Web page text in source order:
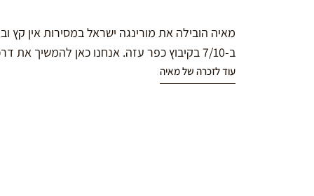
מאיה הובילה את מורינגה ישראל במסירות אין
ב-7/10 בקיבוץ כפר עזה. אנחנו כאן להמשיך את דרכה במורינגה.
עוד לזכרה של מאיה